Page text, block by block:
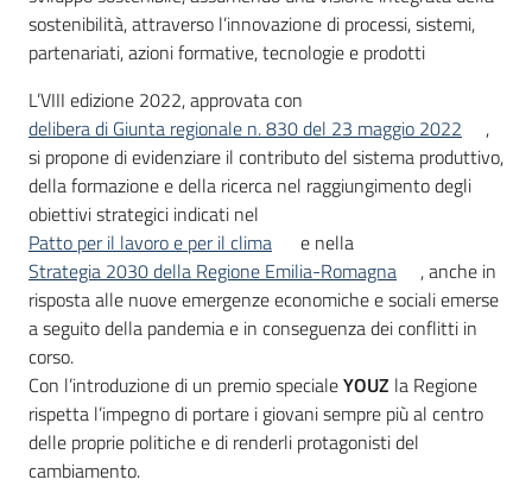
sostenibilità, attraverso l’innovazione di processi, sistemi,
partenariati, azioni formative, tecnologie e prodotti
L’VIII edizione 2022, approvata con
delibera di Giunta regionale n. 830 del 23 maggio 2022
,
si propone di evidenziare il contributo del sistema produttivo,
della formazione e della ricerca nel raggiungimento degli
obiettivi strategici indicati nel
Patto per il lavoro e per il clima
e nella
Strategia 2030 della Regione Emilia-Romagna
, anche in
risposta alle nuove emergenze economiche e sociali emerse
a seguito della pandemia e in conseguenza dei conflitti in
corso.
Con l’introduzione di un premio specialeYOUZ la Regione
rispetta l’impegno di portare i giovani sempre più al centro
delle proprie politiche e di renderli protagonisti del
cambiamento.